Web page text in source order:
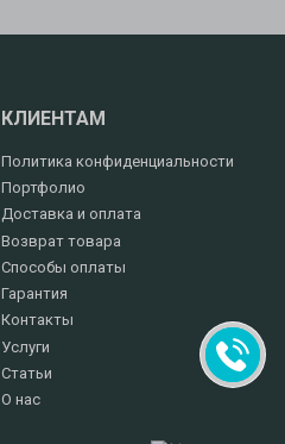
КЛИЕНТАМ
Политика конфиденциальности
Портфолио
Доставка и оплата
Возврат товара
Способы оплаты
Гарантия
Контакты
Услуги
Статьи
О нас